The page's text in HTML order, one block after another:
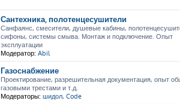
Сантехника, полотенцесушители
Санфаянс, смесители, душевые кабины,
сифоны, системы смыва. Монтаж и подключение. Опыт
эксплуатации
Модератор: Abil
Газоснабжение
Проектирование, разрешительная документация, опыт
газовыми трестами и т.д.
Модераторы: шидол, Code